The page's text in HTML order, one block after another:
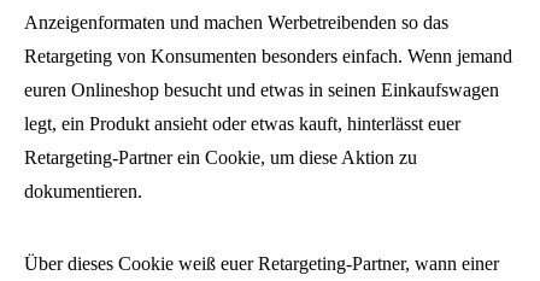
Anzeigenformaten und machen Werbetreibenden so das
Retargeting von Konsumenten besonders einfach. Wenn jemand
euren Onlineshop besucht und etwas in seinen Einkaufswagen
legt, ein Produkt ansieht oder etwas kauft, hinterlässt euer
Retargeting-Partner ein Cookie, um diese Aktion zu
dokumentieren.
Über dieses Cookie weiß euer Retargeting-Partner, wann einer